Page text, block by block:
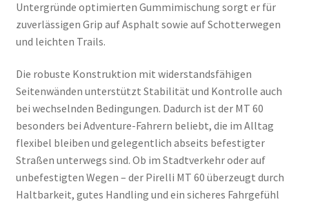
Untergründe optimierten Gummimischung sorgt er für
zuverlässigen Grip auf Asphalt sowie auf Schotterwegen
und leichten Trails.
Die robuste Konstruktion mit widerstandsfähigen
Seitenwänden unterstützt Stabilität und Kontrolle auch
bei wechselnden Bedingungen. Dadurch ist der MT 60
besonders bei Adventure-Fahrern beliebt, die im Alltag
flexibel bleiben und gelegentlich abseits befestigter
Straßen unterwegs sind. Ob im Stadtverkehr oder auf
unbefestigten Wegen – der Pirelli MT 60 überzeugt durch
Haltbarkeit, gutes Handling und ein sicheres Fahrgefühl